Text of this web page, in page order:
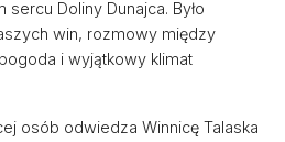
Doliny Dunajca. Było
win, rozmowy między
i wyjątkowy klimat
osób odwiedza Winnicę Talaska